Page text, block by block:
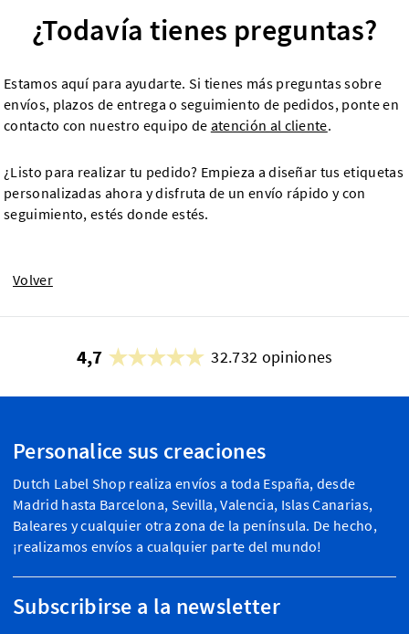
¿Todavía tienes preguntas?
Estamos aquí para ayudarte. Si tienes más preguntas sobre
envíos, plazos de entrega o seguimiento de pedidos, ponte en
contacto con nuestro equipo de atención al cliente.
¿Listo para realizar tu pedido? Empieza a diseñar tus etiquetas
personalizadas ahora y disfruta de un envío rápido y con
seguimiento, estés donde estés.
Volver
4,7 32.732 opiniones
Personalice sus creaciones
Dutch Label Shop realiza envíos a toda España, desde
Madrid hasta Barcelona, Sevilla, Valencia, Islas Canarias,
Baleares y cualquier otra zona de la península. De hecho,
¡realizamos envíos a cualquier parte del mundo!
Subscribirse a la newsletter